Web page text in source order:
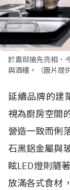
於嘉邸搶先亮相、
與酒櫃。（圖片提
延續品牌的建
視為廚房空間
營造一致而俐
石黑鋁金屬與
眩LED燈則隨
放滿各式食材